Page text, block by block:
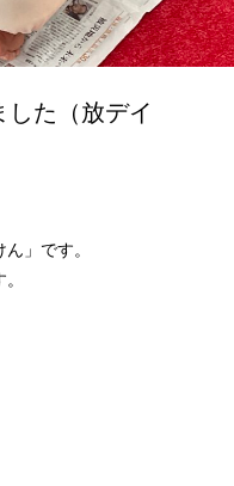
した（放デイ
」です。